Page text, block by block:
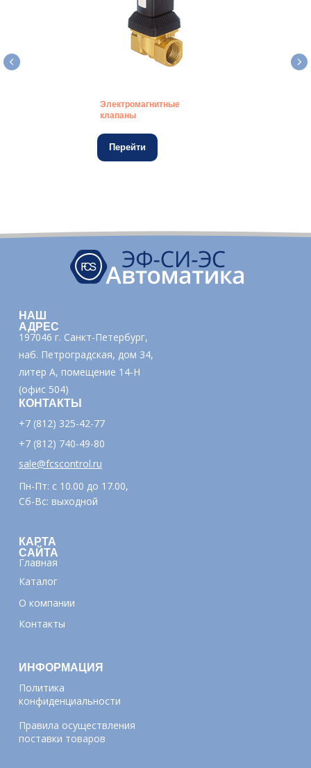
Электромагнитные
клапаны
Перейти
НАШ
АДРЕС
КОНТАКТЫ
КАРТА
САЙТА
ИНФОРМАЦИЯ
197046 г. Санкт-Петербург,
наб. Петроградская, дом 34,
литер А, помещение 14-Н
(офис 504)
+7 (812) 325-42-77
+7 (812) 740-49-80
sale@fcscontrol.ru
Пн-Пт: с 10.00 до 17.00,
Сб-Вс: выходной
Главная
Каталог
О компании
Контакты
Политика
конфиденциальности
Правила осуществления
поставки товаров